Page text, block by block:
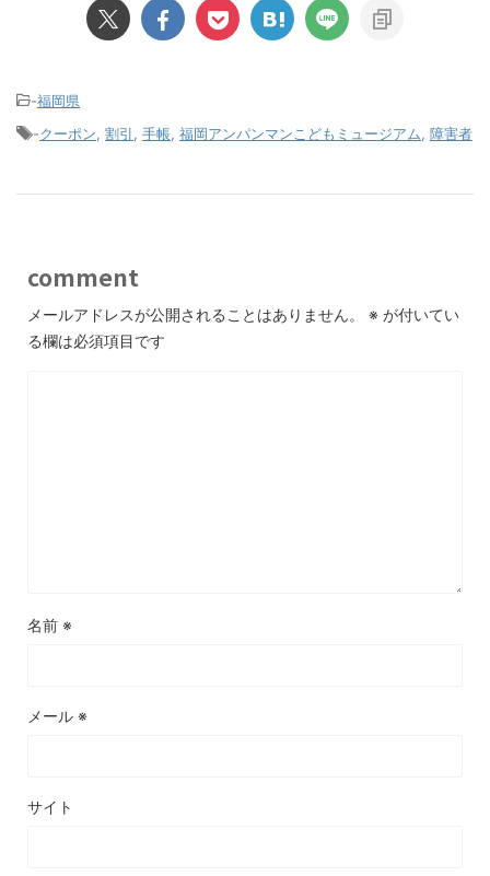
-福岡県
-クーポン 割引 手帳 福岡アンパンマンこどもミュージアム 障害者
comment
メールアドレスが公開されることはありません。 ※ が付いてい
る欄は必須項目です
名前 ※
メール ※
サイト